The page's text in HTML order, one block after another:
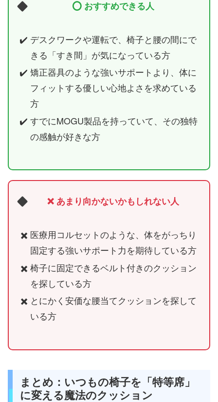
⭕️ おすすめできる人
デスクワークや運転で、椅子と腰の間にで
きる「すき間」が気になっている方
矯正器具のような強いサポートより、体に
フィットする優しい心地よさを求めている
方
すでにMOGU製品を持っていて、その独特
の感触が好きな方
❌ あまり向かないかもしれない人
医療用コルセットのような、体をがっちり
固定する強いサポート力を期待している方
椅子に固定できるベルト付きのクッション
を探している方
とにかく安価な腰当てクッションを探して
いる方
まとめ：いつもの椅子を「特等席」
に変える魔法のクッション